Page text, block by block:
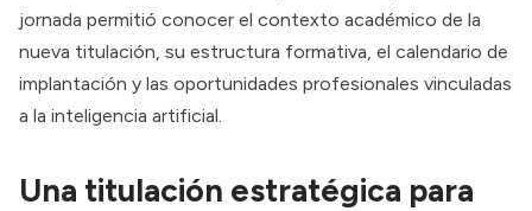
jornada permitió conocer el contexto académico de la
nueva titulación, su estructura formativa, el calendario de
implantación y las oportunidades profesionales vinculadas
a la inteligencia artificial.
Una titulación estratégica para